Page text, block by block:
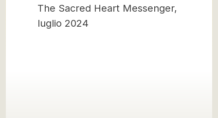
The Sacred Heart Messenger,
luglio 2024